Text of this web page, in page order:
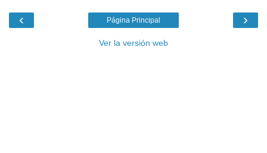
‹ ›
Página Principal
Ver la versión web